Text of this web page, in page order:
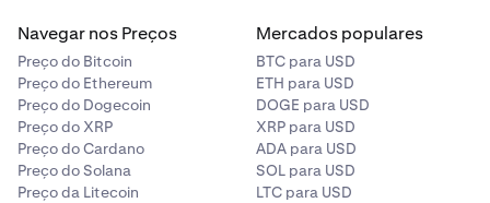
Navegar nos Preços
Preço do Bitcoin
Preço do Ethereum
Preço do Dogecoin
Preço do XRP
Preço do Cardano
Preço do Solana
Preço da Litecoin
Mercados populares
BTC para USD
ETH para USD
DOGE para USD
XRP para USD
ADA para USD
SOL para USD
LTC para USD